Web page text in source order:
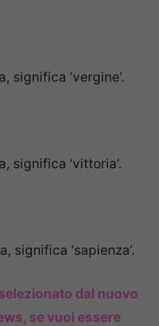
significa ‘vergine’.
significa ‘vittoria’.
significa ‘sapienza’.
dal nuovo
se vuoi essere